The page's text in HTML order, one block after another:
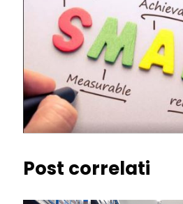
Post correlati